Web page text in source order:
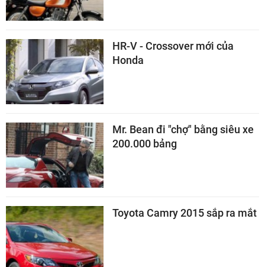
HR-V - Crossover mới của
Honda
Mr. Bean đi "chợ" bằng siêu xe
200.000 bảng
Toyota Camry 2015 sắp ra mắt